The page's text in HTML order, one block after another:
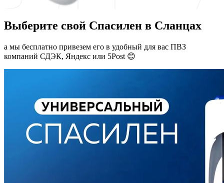
Выберите свой Спасилен в Сланцах
а мы бесплатно привезем его в удобный для вас ПВЗ
компаний СДЭК, Яндекс или 5Post 😊